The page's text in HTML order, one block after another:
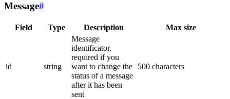
Message#
Field Type Description Max size
id string
Message
identificator,
required if you
want to change the
status of a message
after it has been
sent
500 characters